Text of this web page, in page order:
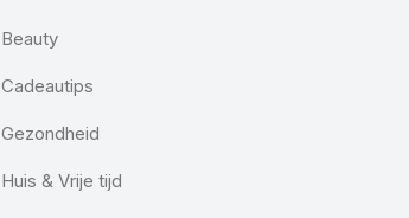
Beauty
Cadeautips
Gezondheid
Huis & Vrije tijd